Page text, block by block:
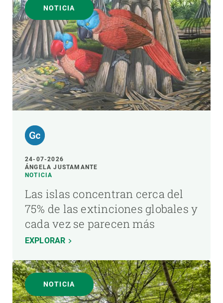
NOTICIA
24-07-2026
ÁNGELA JUSTAMANTE
NOTICIA
Las islas concentran cerca del
75% de las extinciones globales y
cada vez se parecen más
EXPLORAR
NOTICIA